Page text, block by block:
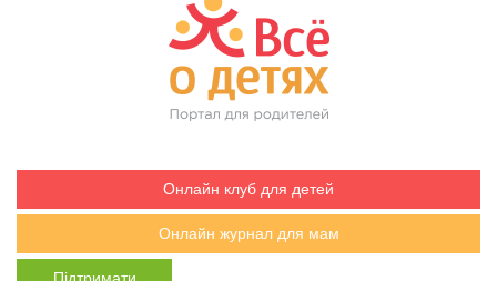
Онлайн клуб для детей
Онлайн журнал для мам